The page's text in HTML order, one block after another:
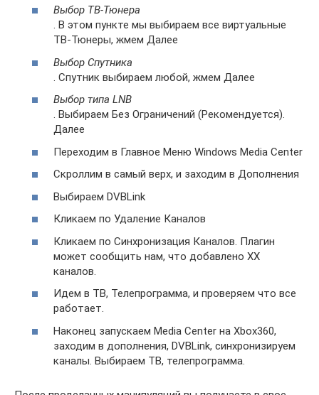
Выбор ТВ-Тюнера
. В этом пункте мы выбираем все виртуальные
ТВ-Тюнеры, жмем Далее
Выбор Спутника
. Спутник выбираем любой, жмем Далее
Выбор типа LNB
. Выбираем Без Ограничений (Рекомендуется).
Далее
Переходим в Главное Меню Windows Media Center
Скроллим в самый верх, и заходим в Дополнения
Выбираем DVBLink
Кликаем по Удаление Каналов
Кликаем по Синхронизация Каналов. Плагин
может сообщить нам, что добавлено ХХ
каналов.
Идем в ТВ, Телепрограмма, и проверяем что все
работает.
Наконец запускаем Media Center на Xbox360,
заходим в дополнения, DVBLink, синхронизируем
каналы. Выбираем ТВ, телепрограмма.